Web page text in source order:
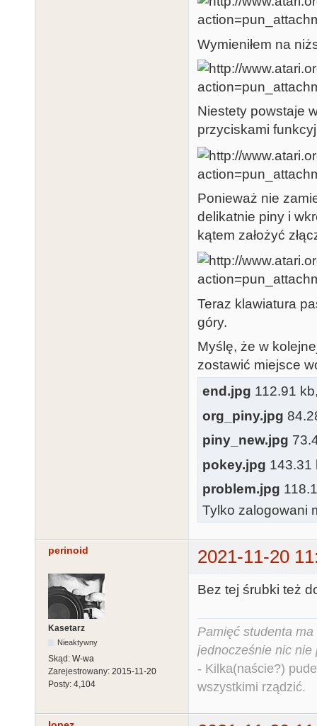
Wymieniłem na
Niestety powstaje
przyciskami
Ponieważ nie
delikatnie piny i
kątem założyć
Teraz klawiatura
góry.
Myślę, że w
zostawić miejsce
end.jpg 112.91
org_piny.jpg
piny_new.jpg
pokey.jpg 143.31
problem.jpg
Tylko zalogowani
perinoid 2021-11-20
Kasetarz
Nieaktywny
Skąd: W-wa
Zarejestrowany: 2015-11-20
Posty: 4,104
Bez tej śrubki też
Pamięć studenta
jednocześnie nic nie
- Kilka(naście?)
wszystkimi rządzić.